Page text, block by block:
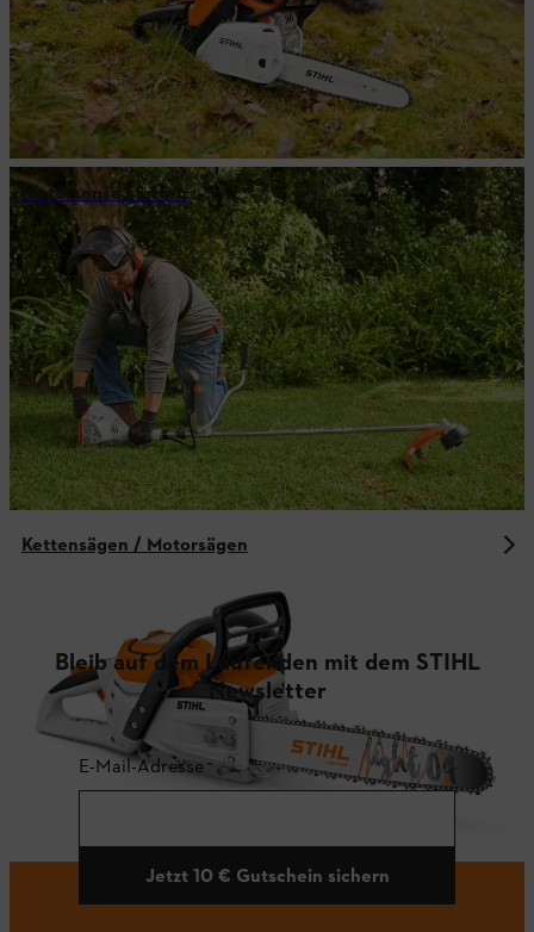
Motorsense starten
Kettensägen / Motorsägen
Bleib auf dem Laufenden mit dem STIHL
Newsletter
E-Mail-Adresse
Jetzt 10 € Gutschein sichern